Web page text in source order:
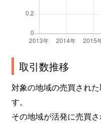
取引数推移
対象の地域の売買され
す。
その地域が活発に売買